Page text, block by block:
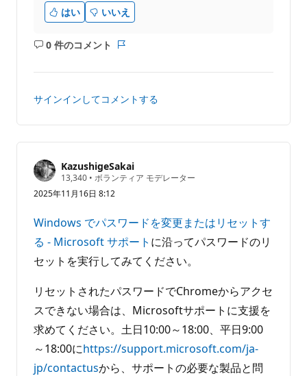
はい
いいえ
0 件のコメント
コ
ト
あ
せ
ん
ト
サインインしてコメントする
KazushigeSakai
13,340 評
価
の
イ
ン
ト
• ボランティア モデレーター
2025年11月16日 8:12
Windows でパスワードを変更またはリセットす
る - Microsoft サポート に沿ってパスワードのリ
セットを実行してみてください。
リセットされたパスワードでChromeからアクセ
スできない場合は、Microsoftサポートに支援を
求めてください。土日10:00～18:00、平日9:00
～18:00にhttps://support.microsoft.com/ja-
jp/contactusから、サポートの必要な製品と問